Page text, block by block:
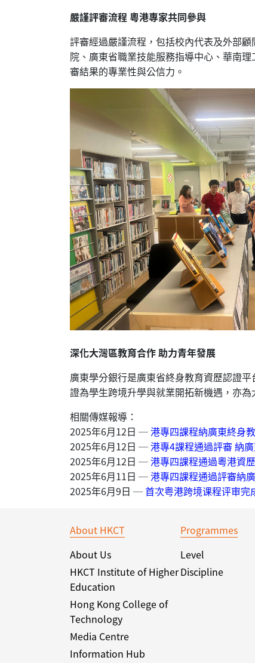
嚴謹評審流程 粵港專家共同參與
評審經過嚴謹流程，包括校內代表及外部
院、廣東省職業技能服務指導中心、華南
審結果的專業性與公信力。
深化大灣區教育合作 助力青年發展
廣東學分銀行是廣東省終身教育資歷認證
證為學生跨境升學與就業開拓新機遇，亦
相關傳媒報導：
2025年6月12日 ─港專四課程納廣東終身
2025年6月12日 ─港專4課程通過評審 納
2025年6月12日 ─港專四課程通過粵港資
2025年6月11日 ─港專四課程通過評審納
2025年6月9日 ─首次粤港跨境课程评审
About HKCT
About Us
HKCT Institute of Higher
Education
Hong Kong College of
Technology
Media Centre
Information Hub
Programmes
Level
Discipline